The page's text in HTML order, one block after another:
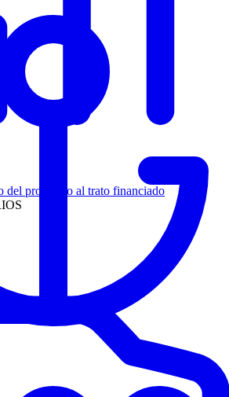
del prospecto al trato financiado